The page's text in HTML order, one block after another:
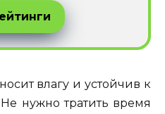
влагу и устойчив к
нужно тратить время